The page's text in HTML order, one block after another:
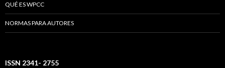
QUÉ ES WPCC
NORMAS PARA AUTORES
ISSN 2341- 2755